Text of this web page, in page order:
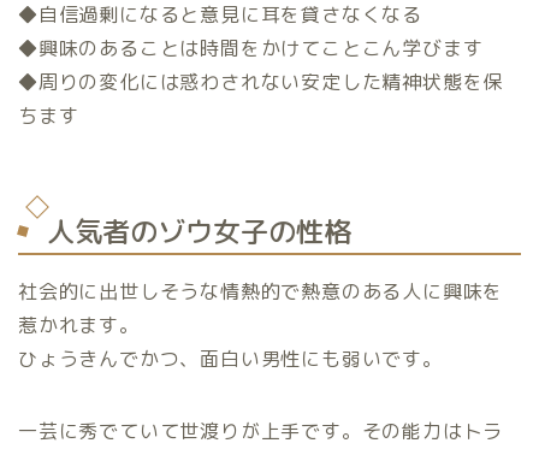
◆自信過剰になると意見に耳を貸さなくなる
◆興味のあることは時間をかけてことこん学びます
◆周りの変化には惑わされない安定した精神状態を保
ちます
人気者のゾウ女子の性格
社会的に出世しそうな情熱的で熱意のある人に興味を
惹かれます。
ひょうきんでかつ、面白い男性にも弱いです。
一芸に秀でていて世渡りが上手です。その能力はトラ